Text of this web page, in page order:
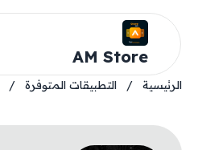
AM Store
الرئيسية / التطبيقات المتوفرة /